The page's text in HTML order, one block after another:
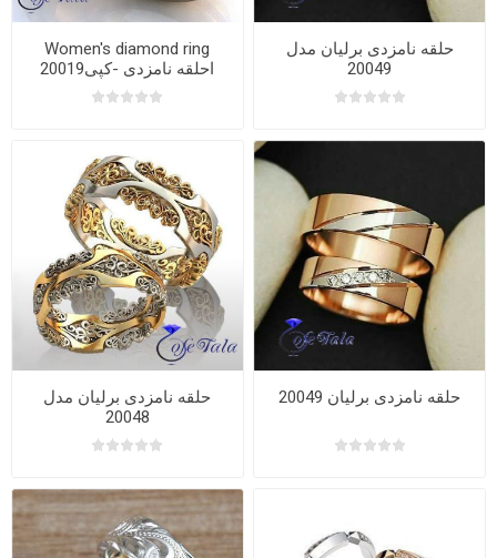
Women's diamond ring
20019احلقه نامزدی -کپی
حلقه نامزدی برلیان مدل
20049
حلقه نامزدی برلیان مدل
20048
حلقه نامزدی برلیان 20049